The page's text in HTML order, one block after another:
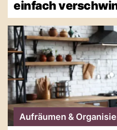
einfach
Aufräumen &